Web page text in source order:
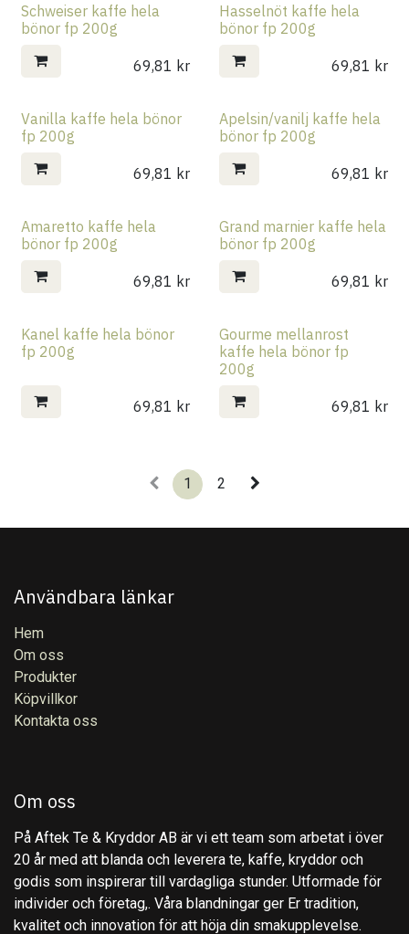
Schweiser kaffe hela
bönor fp 200g
69,81 kr
Hasselnöt kaffe hela
bönor fp 200g
69,81 kr
Vanilla kaffe hela bönor
fp 200g
69,81 kr
Apelsin/vanilj kaffe hela
bönor fp 200g
69,81 kr
Amaretto kaffe hela
bönor fp 200g
69,81 kr
Grand marnier kaffe hela
bönor fp 200g
69,81 kr
Kanel kaffe hela bönor
fp 200g
69,81 kr
Gourme mellanrost
kaffe hela bönor fp
200g
69,81 kr
1 2
Användbara länkar
Hem
Om oss
Produkter
Köpvillkor
Kontakta oss
Om oss
På Aftek Te & Kryddor AB är vi ett team som arbetat i över
20 år med att blanda och leverera te, kaffe, kryddor och
godis som inspirerar till vardagliga stunder. Utformade för
individer och företag,. Våra blandningar ger Er tradition,
kvalitet och innovation för att höja din smakupplevelse.